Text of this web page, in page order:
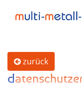
zurück